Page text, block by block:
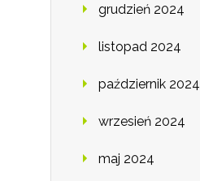
grudzień 2024
listopad 2024
październik 2024
wrzesień 2024
maj 2024